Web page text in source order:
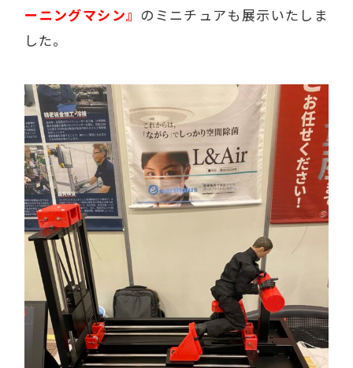
ーニングマシン』 のミニチュアも展示いたしま
した。